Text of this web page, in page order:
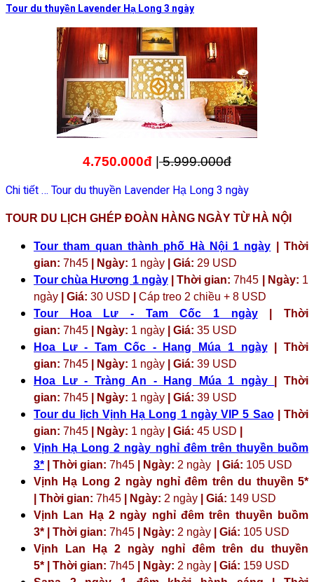
Tour du thuyền Lavender Hạ Long 3 ngày
4.750.000đ 5.999.000đ
Chi tiết … Tour du thuyền Lavender Hạ Long 3 ngày
TOUR DU LỊCH GHÉP ĐOÀN HÀNG NGÀY TỪ HÀ NỘI
Tour tham quan thành phố Hà Nội 1 ngày | Thời
gian: 7h45 | Ngày: 1 ngày | Giá: 29 USD
Tour chùa Hương 1 ngày| Thời gian: 7h45 | Ngày: 1
ngày | Giá: 30 USD
Cáp treo 2 chiều + 8 USD
Tour Hoa Lư - Tam Cốc 1 ngày| Thời
gian: 7h45 | Ngày: 1 ngày | Giá: 35 USD
Hoa Lư - Tam Cốc - Hang Múa 1 ngày| Thời
gian: 7h45 | Ngày: 1 ngày | Giá: 39 USD
Hoa Lư - Tràng An - Hang Múa 1 ngày
| Thời
gian: 7h45 | Ngày: 1 ngày | Giá: 39 USD
Tour du lịch Vịnh Hạ Long 1 ngày VIP 5 Sao| Thời
gian: 7h45 | Ngày: 1 ngày | Giá: 45 USD
Vịnh Hạ Long 2 ngày nghỉ đêm trên thuyền buồm
3* | Thời gian: 7h45 | Ngày: 2 ngày | Giá: 105 USD
Vịnh Hạ Long 2 ngày nghỉ đêm trên du thuyền 5*
| Thời gian: 7h45 | Ngày: 2 ngày | Giá: 149 USD
Vịnh Lan Hạ 2 ngày nghỉ đêm trên thuyền buồm
3* | Thời gian: 7h45 | Ngày: 2 ngày | Giá: 105 USD
Vịnh Lan Hạ 2 ngày nghỉ đêm trên du thuyền
5* | Thời gian: 7h45 | Ngày: 2 ngày | Giá: 159 USD